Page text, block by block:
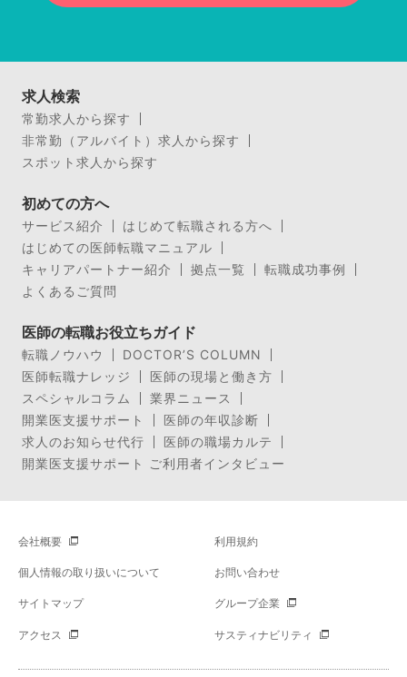
求人検索
常勤求人から探す
非常勤（アルバイト）求人から探す
スポット求人から探す
初めての方へ
サービス紹介
はじめて転職される方へ
はじめての医師転職マニュアル
キャリアパートナー紹介
拠点一覧
転職成功事例
よくあるご質問
医師の転職お役立ちガイド
転職ノウハウ
DOCTOR’S COLUMN
医師転職ナレッジ
医師の現場と働き方
スペシャルコラム
業界ニュース
開業医支援サポート
医師の年収診断
求人のお知らせ代行
医師の職場カルテ
開業医支援サポート ご利用者インタビュー
会社概要 利用規約
個人情報の取り扱いについて お問い合わせ
サイトマップ グループ企業
アクセス サスティナビリティ